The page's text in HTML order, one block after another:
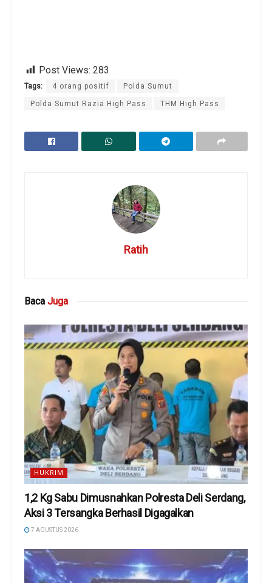
Post Views: 283
Tags: 4 orang positif Polda Sumut
Polda Sumut Razia High Pass THM High Pass
Ratih
Baca Juga
HUKRIM
1,2 Kg Sabu Dimusnahkan Polresta Deli Serdang,
Aksi 3 Tersangka Berhasil Digagalkan
7 AGUSTUS 2026